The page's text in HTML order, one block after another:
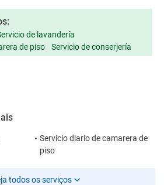
de lavandería
de piso
Servicio de conserjería
Servicio diario de camarera de
piso
todos os serviços